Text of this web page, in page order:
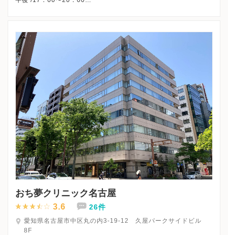
おち夢クリニック名古屋
3.6 26件
愛知県名古屋市中区丸の内3-19-12 久屋パークサイドビル
8F